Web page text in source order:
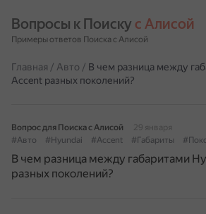
Вопросы к Поиску с Алисой
Примеры ответов Поиска с Алисой
Главная / Авто / В чем разница между
Accent разных поколений?
Вопрос для Поиска с Алисой
29 января
#Авто
#Hyundai #Accent #Габариты
В чем разница между габаритами
разных поколений?